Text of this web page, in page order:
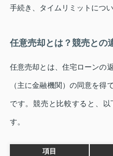
手続き、タイムリミットにつ
任意売却とは？競売との
任意売却とは、住宅ローンの
（主に金融機関）の同意を得
です。競売と比較すると、
す。
項目